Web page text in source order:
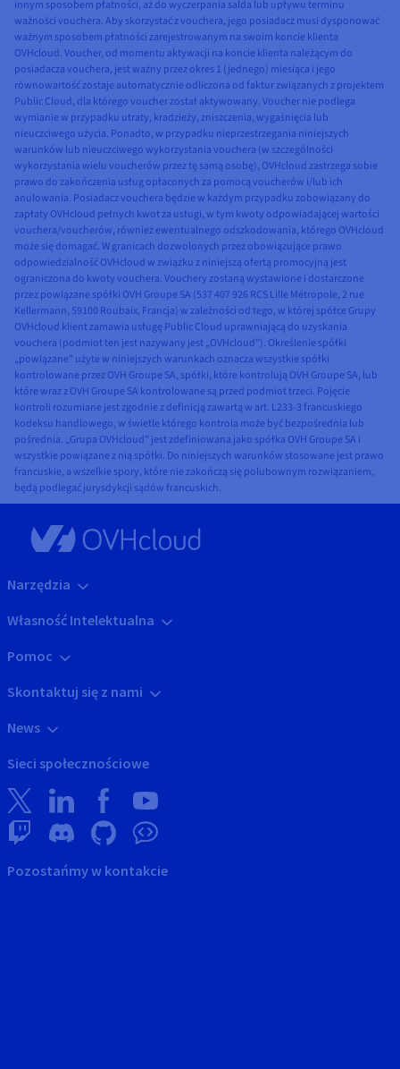
innym sposobem płatności, aż do wyczerpania salda lub upływu terminu
ważności vouchera. Aby skorzystać z vouchera, jego posiadacz musi dysponować
ważnym sposobem płatności zarejestrowanym na swoim koncie klienta
OVHcloud. Voucher, od momentu aktywacji na koncie klienta należącym do
posiadacza vouchera, jest ważny przez okres 1 (jednego) miesiąca i jego
równowartość zostaje automatycznie odliczona od faktur związanych z projektem
Public Cloud, dla którego voucher został aktywowany. Voucher nie podlega
wymianie w przypadku utraty, kradzieży, zniszczenia, wygaśnięcia lub
nieuczciwego użycia. Ponadto, w przypadku nieprzestrzegania niniejszych
warunków lub nieuczciwego wykorzystania vouchera (w szczególności
wykorzystania wielu voucherów przez tę samą osobę), OVHcloud zastrzega sobie
prawo do zakończenia usług opłaconych za pomocą voucherów i/lub ich
anulowania. Posiadacz vouchera będzie w każdym przypadku zobowiązany do
zapłaty OVHcloud pełnych kwot za usługi, w tym kwoty odpowiadającej wartości
vouchera/voucherów, również ewentualnego odszkodowania, którego OVHcloud
może się domagać. W granicach dozwolonych przez obowiązujące prawo
odpowiedzialność OVHcloud w związku z niniejszą ofertą promocyjną jest
ograniczona do kwoty vouchera. Vouchery zostaną wystawione i dostarczone
przez powiązane spółki OVH Groupe SA (537 407 926 RCS Lille Métropole, 2 rue
Kellermann, 59100 Roubaix, Francja) w zależności od tego, w której spółce Grupy
OVHcloud klient zamawia usługę Public Cloud uprawniającą do uzyskania
vouchera (podmiot ten jest nazywany jest „OVHcloud”). Określenie spółki
„powiązane” użyte w niniejszych warunkach oznacza wszystkie spółki
kontrolowane przez OVH Groupe SA, spółki, które kontrolują OVH Groupe SA, lub
które wraz z OVH Groupe SA kontrolowane są przed podmiot trzeci. Pojęcie
kontroli rozumiane jest zgodnie z definicją zawartą w art. L233-3 francuskiego
kodeksu handlowego, w świetle którego kontrola może być bezpośrednia lub
pośrednia. „Grupa OVHcloud” jest zdefiniowana jako spółka OVH Groupe SA i
wszystkie powiązane z nią spółki. Do niniejszych warunków stosowane jest prawo
francuskie, a wszelkie spory, które nie zakończą się polubownym rozwiązaniem,
będą podlegać jurysdykcji sądów francuskich.
Narzędzia
Własność Intelektualna
Pomoc
Skontaktuj się z nami
News
Sieci społecznościowe
Pozostańmy w kontakcie